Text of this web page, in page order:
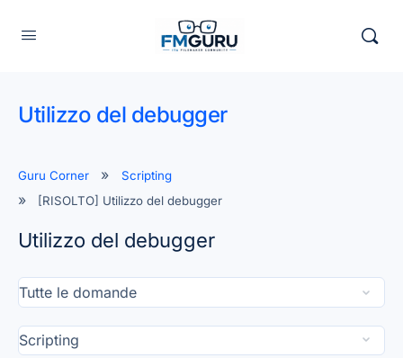
Utilizzo del debugger
Guru Corner
Scripting
[RISOLTO] Utilizzo del debugger
Utilizzo del debugger